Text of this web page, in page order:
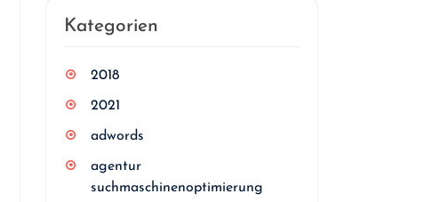
Kategorien
2018
2021
adwords
agentur
suchmaschinenoptimierung